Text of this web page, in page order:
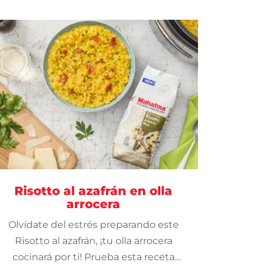
Risotto al azafrán en olla
arrocera
Olvídate del estrés preparando este
Risotto al azafrán, ¡tu olla arrocera
cocinará por ti! Prueba esta receta